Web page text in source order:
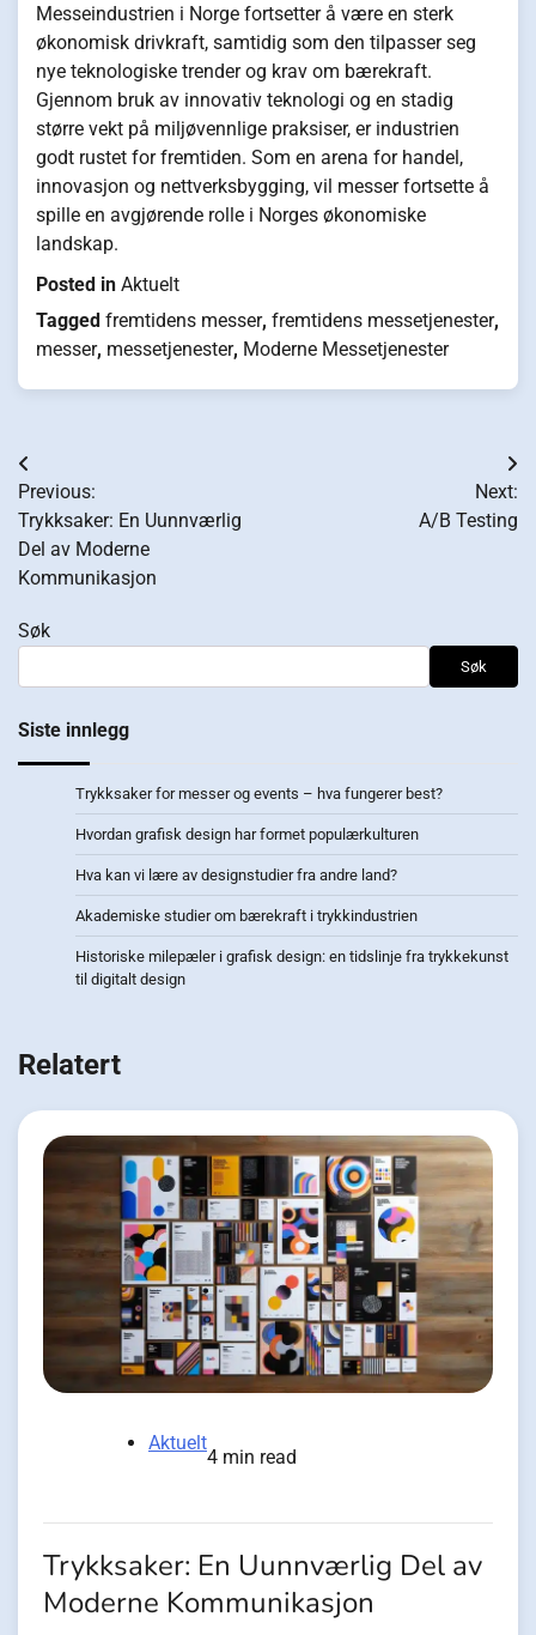
Messeindustrien i Norge fortsetter å være en sterk
økonomisk drivkraft, samtidig som den tilpasser seg
nye teknologiske trender og krav om bærekraft.
Gjennom bruk av innovativ teknologi og en stadig
større vekt på miljøvennlige praksiser, er industrien
godt rustet for fremtiden. Som en arena for handel,
innovasjon og nettverksbygging, vil messer fortsette å
spille en avgjørende rolle i Norges økonomiske
landskap.
Posted in Aktuelt
Tagged fremtidens messer, fremtidens messetjenester,
messer, messetjenester, Moderne Messetjenester
Innleggsnavigasjon
Previous:
Trykksaker: En Uunnværlig
Del av Moderne
Kommunikasjon
Next:
A/B Testing
Søk
Søk
Siste innlegg
Trykksaker for messer og events – hva fungerer best?
Hvordan grafisk design har formet populærkulturen
Hva kan vi lære av designstudier fra andre land?
Akademiske studier om bærekraft i trykkindustrien
Historiske milepæler i grafisk design: en tidslinje fra trykkekunst
til digitalt design
Relatert
Aktuelt
4 min read
Trykksaker: En Uunnværlig Del av
Moderne Kommunikasjon